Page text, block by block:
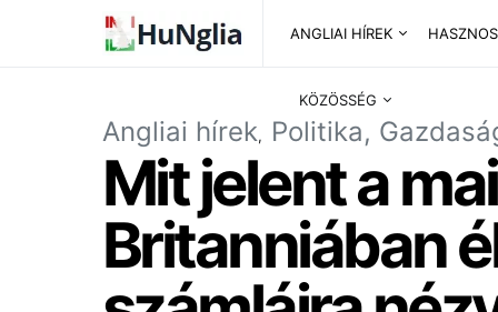
ANGLIAI HÍREK
KÖZÖSSÉG
Angliai hírek Politika,
Mit jelent a
Britanniában